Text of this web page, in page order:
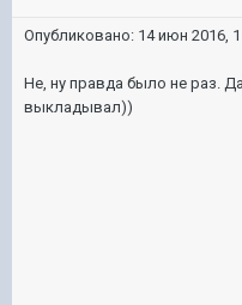
Опубликовано: 14 июн 2016,
Не, ну правда было не раз.
выкладывал))